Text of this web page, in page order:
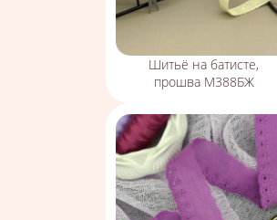
Шитьё на батисте,
прошва М388БЖ